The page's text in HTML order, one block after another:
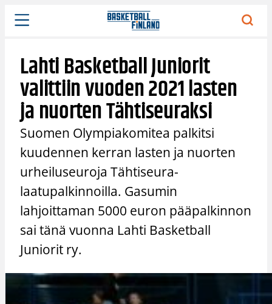
Siirry
sisältöön
Lahti Basketball Juniorit
valittiin vuoden 2021 lasten
ja nuorten Tähtiseuraksi
Suomen Olympiakomitea palkitsi
kuudennen kerran lasten ja nuorten
urheiluseuroja Tähtiseura-
laatupalkinnoilla. Gasumin
lahjoittaman 5000 euron pääpalkinnon
sai tänä vuonna Lahti Basketball
Juniorit ry.